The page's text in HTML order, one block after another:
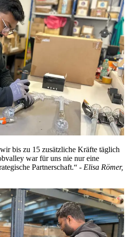
bis zu 15 zusätzliche Kräfte täglich
war für uns nie nur eine
Partnerschaft.“ - Elisa Römer,